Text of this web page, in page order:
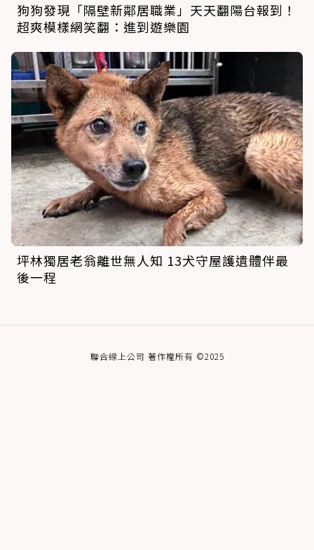
狗狗發現「隔壁新鄰居職業」天天翻陽台報到！
超爽模樣網笑翻：進到遊樂園
坪林獨居老翁離世無人知 13犬守屋護遺體伴最
後一程
聯合線上公司 著作權所有 ©2025